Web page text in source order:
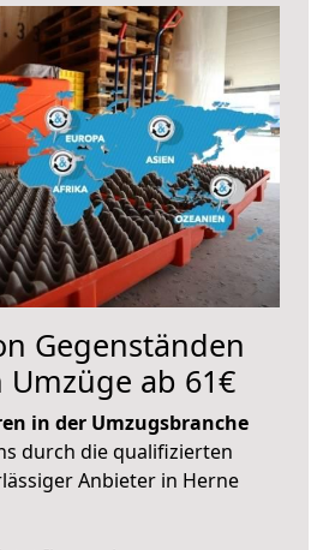
Gegenständen
ab 61€
in der Umzugsbranche
durch die qualifizierten
Anbieter in Herne